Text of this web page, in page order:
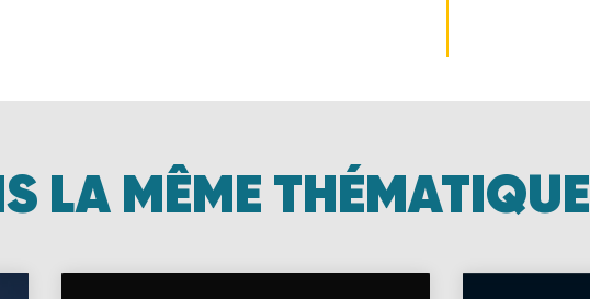
LA MÊME THÉMATIQUE